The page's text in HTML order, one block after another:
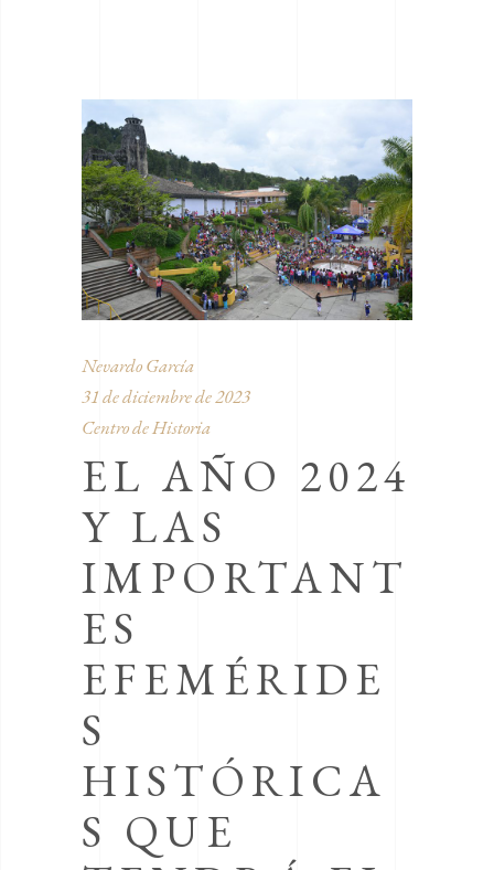
Nevardo García
31 de diciembre de 2023
Centro de Historia
EL AÑO 2024
Y LAS
IMPORTANT
ES
EFEMÉRIDE
S
HISTÓRICA
S QUE